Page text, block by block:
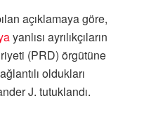
açıklamaya göre,
yanlısı ayrılıkçıların
(PRD) örgütüne
oldukları
J. tutuklandı.